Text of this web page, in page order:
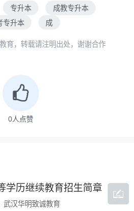
2.5
授
函 高中起点升大专，科
2.5
函
授
高中起点升大专，科
2.5
授 类：文史 ...
专升本
成教专升本
专升本
成
育，转载请注明出处，谢谢合作
0人点赞
学历继续教育招生简章
武汉华明致诚教育